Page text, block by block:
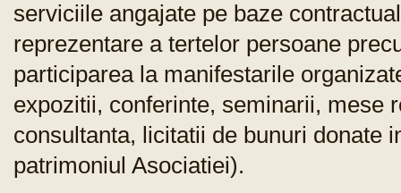
serviciile angajate pe baze
reprezentare a tertelor persoane
participarea la manifestarile
expozitii, conferinte, seminarii, mese
consultanta, licitatii de bunuri donate
patrimoniul Asociatiei).